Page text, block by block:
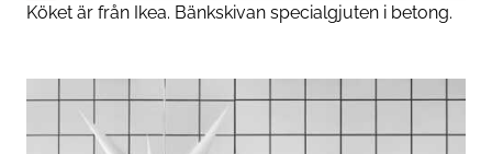
Köket är från Ikea. Bänkskivan specialgjuten i betong.